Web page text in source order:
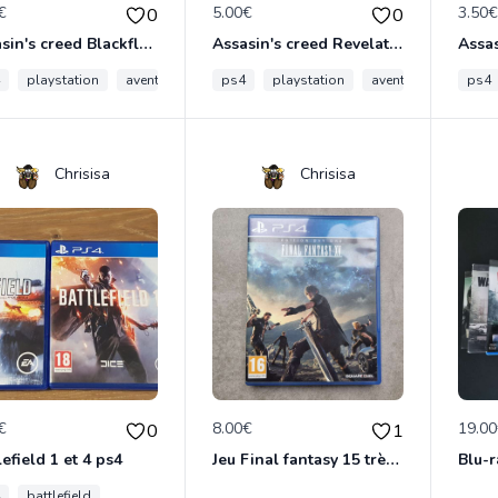
0
Assasin's creed Blackflag ps3
playstation aventure assassins creed assassin creed
5.00€ 0
Assasin's creed Revelations ps3
ps4 playstation aventure
3.50€
ps4
Chrisisa
0
1 et 4 ps4
Chrisisa
8.00€ 1
Jeu Final fantasy 15 très bon etat